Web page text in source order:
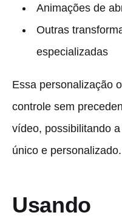
Animações de
Outras
especializadas
Essa personalização
controle sem
vídeo, possibilitando
único e personalizado.
Usando